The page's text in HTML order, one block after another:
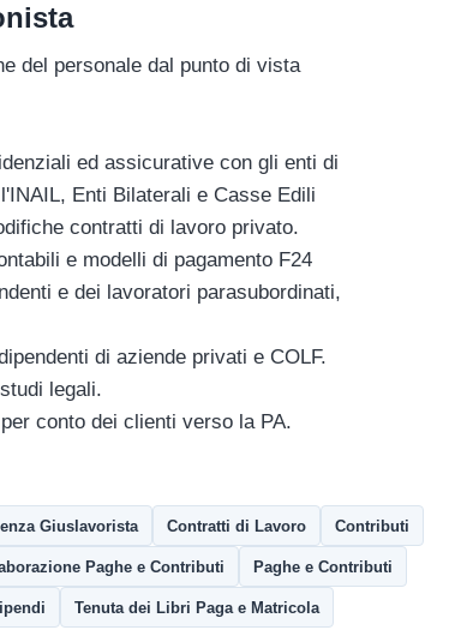
del personale dal punto di vista
ed assicurative con gli enti di
Enti Bilaterali e Casse Edili
contratti di lavoro privato.
e modelli di pagamento F24
e dei lavoratori parasubordinati,
di aziende privati e COLF.
legali.
conto dei clienti verso la PA.
Giuslavorista Contratti di Lavoro Contributi
Paghe e Contributi Paghe e Contributi
Tenuta dei Libri Paga e Matricola